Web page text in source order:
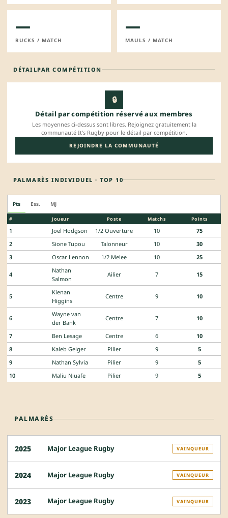
—
RUCKS / MATCH
—
MAULS / MATCH
DÉTAILPAR COMPÉTITION
🔒
Détail par compétition réservé aux membres
Les moyennes ci-dessus sont libres. Rejoignez gratuitement la
communauté It's Rugby pour le détail par compétition.
REJOINDRE LA COMMUNAUTÉ
PALMARÈS INDIVIDUEL · TOP 10
Pts Ess. MJ
# Joueur Poste Matchs Points
1 Joel Hodgson 1/2 Ouverture 10
75
2
Sione Tupou Talonneur 10
30
3
Oscar Lennon 1/2 Melee 10 25
4
Nathan
Salmon
Ailier 7 15
5
Kienan
Higgins
Centre 9 10
6
Wayne van
der Bank
Centre 7 10
7 Ben Lesage Centre 6
10
8
Kaleb Geiger Pilier 9
5
9
Nathan Sylvia Pilier 9
5
10
Maliu Niuafe Pilier 9 5
PALMARÈS
2025 Major League Rugby VAINQUEUR
2024 Major League Rugby VAINQUEUR
2023 Major League Rugby VAINQUEUR